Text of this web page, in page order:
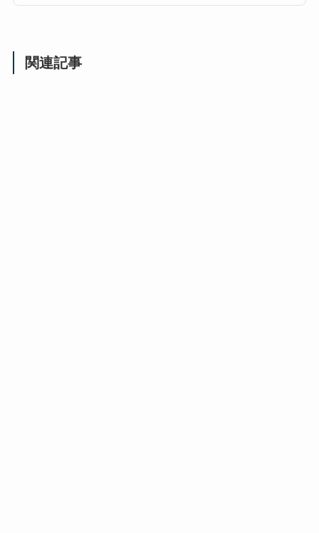
関連記事